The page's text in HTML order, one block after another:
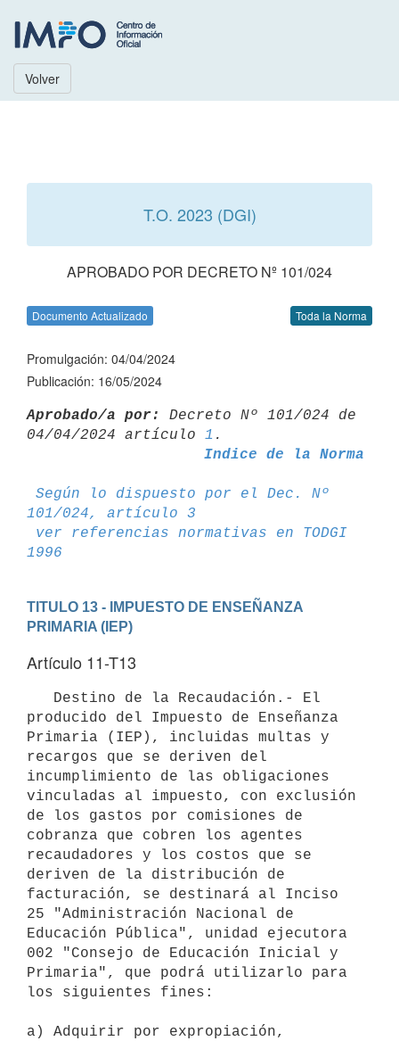
Volver
T.O. 2023 (DGI)
APROBADO POR DECRETO Nº 101/024
Documento Actualizado Toda la Norma
Promulgación: 04/04/2024
Publicación: 16/05/2024
Aprobado/a por:
Decreto Nº 101/024 de
04/04/2024 artículo 1
Indice de la Norma
Según lo dispuesto por el Dec. Nº
101/024, artículo 3
ver referencias normativas en TODGI
1996
TITULO 13 - IMPUESTO DE ENSEÑANZA
PRIMARIA (IEP)
Artículo 11-T13
producido del Impuesto de Enseñanza
Primaria (IEP), incluidas multas y
recargos que se deriven del
incumplimiento de las obligaciones
vinculadas al impuesto, con exclusión
de los gastos por comisiones de
cobranza que cobren los agentes
recaudadores y los costos que se
deriven de la distribución de
facturación, se destinará al Inciso
25 "Administración Nacional de
Educación Pública", unidad ejecutora
002 "Consejo de Educación Inicial y
Primaria", que podrá utilizarlo para
los siguientes fines:
a) Adquirir por expropiación,